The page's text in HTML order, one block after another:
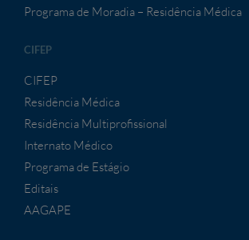
Programa de Moradia – Residência Médica
CIFEP
CIFEP
Residência Médica
Residência Multiprofissional
Internato Médico
Programa de Estágio
Editais
AAGAPE